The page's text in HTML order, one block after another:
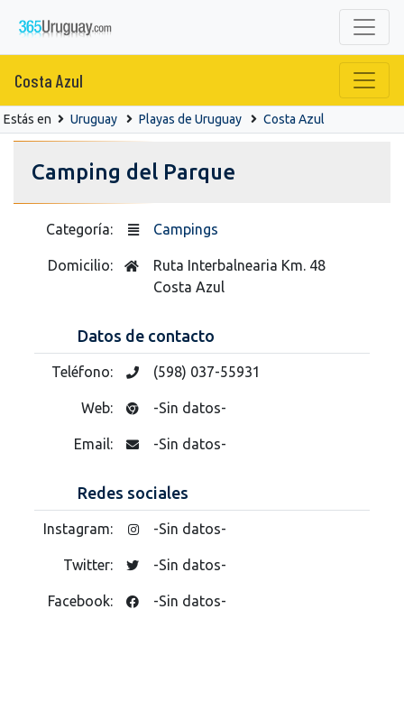
Costa Azul
Estás en Uruguay Playas de Uruguay Costa Azul
Camping del Parque
Categoría: Campings
Domicilio:
Ruta Interbalnearia Km. 48
Costa Azul
Datos de contacto
Teléfono: (598) 037-55931
Web: -Sin datos-
Email: -Sin datos-
Redes sociales
Instagram: -Sin datos-
Twitter: -Sin datos-
Facebook: -Sin datos-